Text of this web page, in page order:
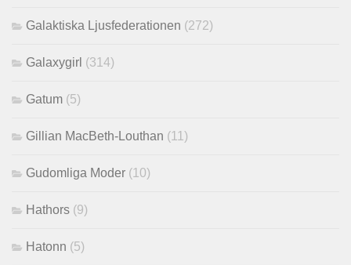
Galaktiska Ljusfederationen (272)
Galaxygirl (314)
Gatum (5)
Gillian MacBeth-Louthan (11)
Gudomliga Moder (10)
Hathors (9)
Hatonn (5)